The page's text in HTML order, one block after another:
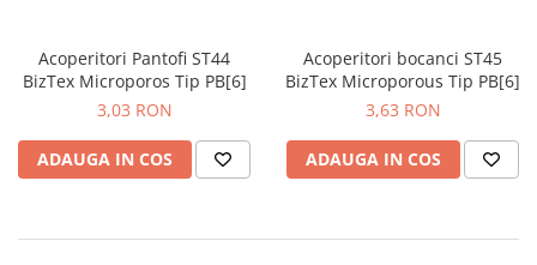
FLEECE
HANORACE
Acoperitori Pantofi ST44
BizTex Microporos Tip PB[6]
3,03 RON
ADAUGA IN COS
Acoperitori bocanci ST45
BizTex Microporous Tip PB[6]
3,63 RON
ADAUGA IN COS